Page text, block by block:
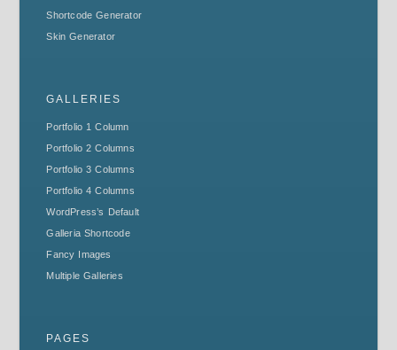
Shortcode Generator
Skin Generator
GALLERIES
Portfolio 1 Column
Portfolio 2 Columns
Portfolio 3 Columns
Portfolio 4 Columns
WordPress’s Default
Galleria Shortcode
Fancy Images
Multiple Galleries
PAGES